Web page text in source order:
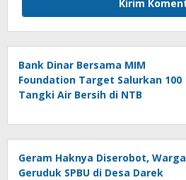
Bank Dinar Bersama MIM
Foundation Target Salurkan 100
Tangki Air Bersih di NTB
Geram Haknya Diserobot, Warga
Geruduk SPBU di Desa Darek